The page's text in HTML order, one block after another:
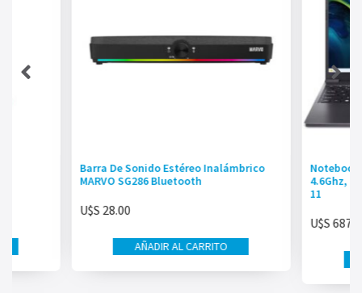
Barra De Sonido Estéreo Inalámbrico
MARVO SG286 Bluetooth
U$S 28.00
AÑADIR AL CARRITO
Notebook
4.6Ghz,
11
U$S